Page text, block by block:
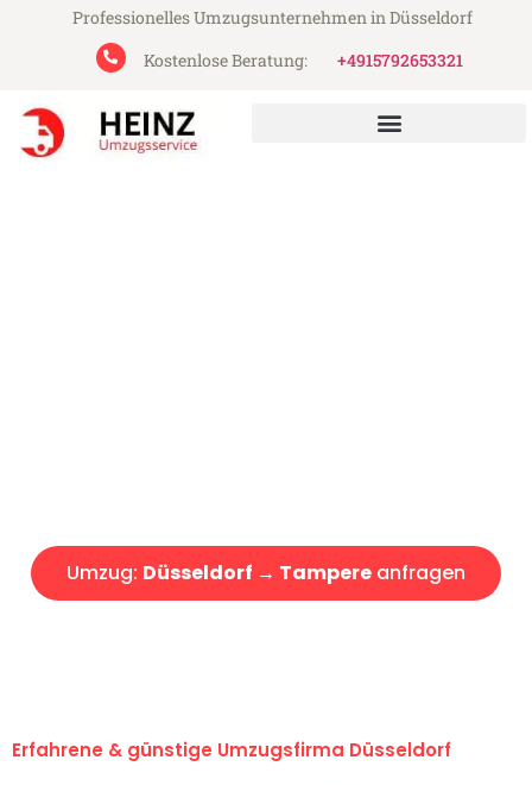
Professionelles Umzugsunternehmen in Düsseldorf
Kostenlose Beratung:
+4915792653321
Umzug: Düsseldorf → Tampere anfragen
Erfahrene & günstige Umzugsfirma Düsseldorf